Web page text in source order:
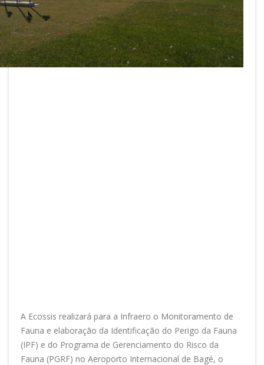
A Ecossis realizará para a Infraero o Monitoramento de
Fauna e elaboração da Identificação do Perigo da Fauna
(IPF) e do Programa de Gerenciamento do Risco da
Fauna (PGRF) no Aeroporto Internacional de Bagé, o